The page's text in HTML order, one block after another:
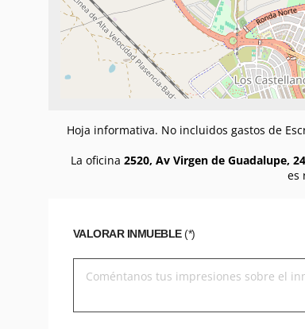
Hoja informativa. No incluidos gastos de
La oficina 2520, Av Virgen de Guadalupe,
es
VALORAR INMUEBLE(*)